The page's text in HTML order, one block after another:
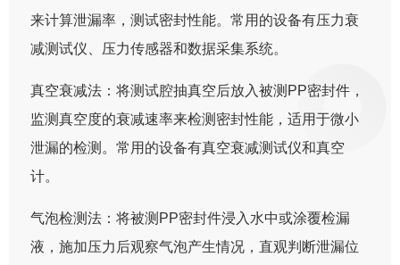
来计算泄漏率，测试密封性能。常用的设备有压力衰
减测试仪、压力传感器和数据采集系统。
真空衰减法：将测试腔抽真空后放入被测PP密封件，
监测真空度的衰减速率来检测密封性能，适用于微小
泄漏的检测。常用的设备有真空衰减测试仪和真空
计。
气泡检测法：将被测PP密封件浸入水中或涂覆检漏
液，施加压力后观察气泡产生情况，直观判断泄漏位